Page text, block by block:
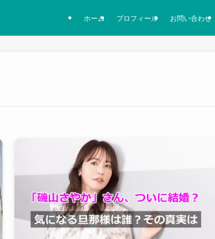
ホーム プロフィール お問い合わせ